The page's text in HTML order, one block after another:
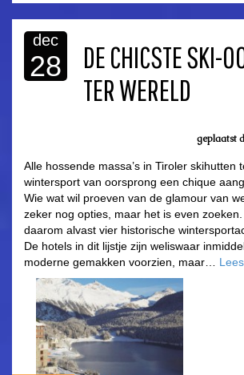
dec
28
DE CHICSTE SKI-
TER WERELD
geplaatst
Alle hossende massa’s in Tiroler skihutten
wintersport van oorsprong een chique
Wie wat wil proeven van de glamour van
zeker nog opties, maar het is even
daarom alvast vier historische
De hotels in dit lijstje zijn weliswaar
moderne gemakken voorzien, maar…